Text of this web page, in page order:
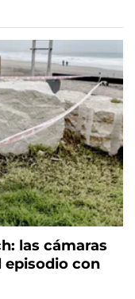
las cámaras
episodio con